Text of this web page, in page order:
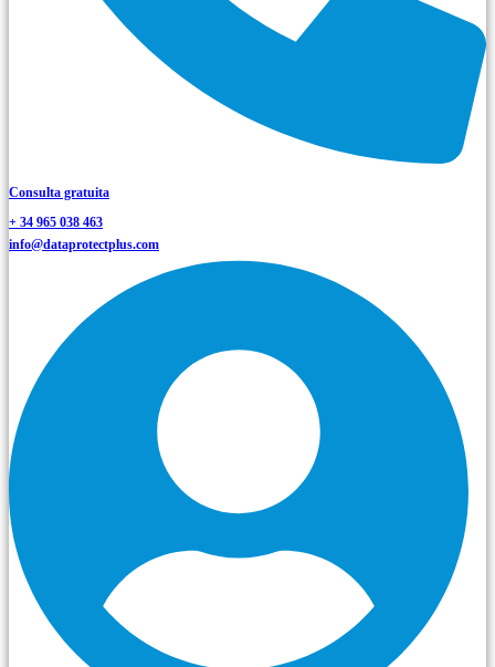
Consulta gratuita
+ 34 965 038 463
info@dataprotectplus.com